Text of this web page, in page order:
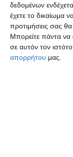
δεδομένων
έχετε το δικαίωμα
προτιμήσεις σας
Μπορείτε πάντα να
σε αυτόν τον
απορρήτου μας.